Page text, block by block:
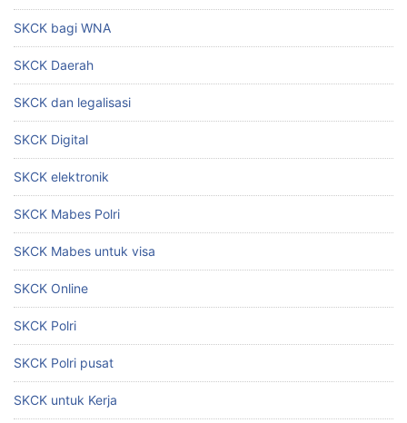
SKCK bagi WNA
SKCK Daerah
SKCK dan legalisasi
SKCK Digital
SKCK elektronik
SKCK Mabes Polri
SKCK Mabes untuk visa
SKCK Online
SKCK Polri
SKCK Polri pusat
SKCK untuk Kerja